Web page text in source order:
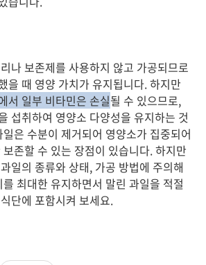
나 보존제를 사용하지 않고 가공되므로
을 때 영양 가치가 유지됩니다. 하지만
서 일부 비타민은 손실될 수 있으므로,
섭취하여 영양소 다양성을 유지하는 것
은 수분이 제거되어 영양소가 집중되어
존할 수 있는 장점이 있습니다. 하지만
일의 종류와 상태, 가공 방법에 주의해
최대한 유지하면서 말린 과일을 적절
단에 포함시켜 보세요.